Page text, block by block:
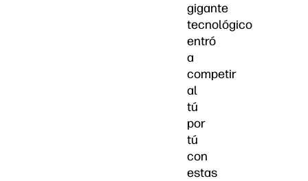
gigante
tecnológico
entró
a
competir
al
tú
por
tú
con
estas